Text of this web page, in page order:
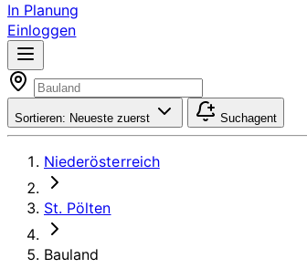
In Planung
Einloggen
Sortieren: Neueste zuerst Suchagent
Niederösterreich
St. Pölten
Bauland